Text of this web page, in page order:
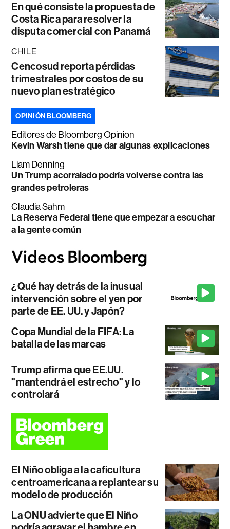
En qué consiste la propuesta de
Costa Rica para resolver la
disputa comercial con Panamá
CHILE
Cencosud reporta pérdidas
trimestrales por costos de su
nuevo plan estratégico
OPINIÓN BLOOMBERG
Editores de Bloomberg Opinion
Kevin Warsh tiene que dar algunas explicaciones
Liam Denning
Un Trump acorralado podría volverse contra las
grandes petroleras
Claudia Sahm
La Reserva Federal tiene que empezar a escuchar
a la gente común
¿Qué hay detrás de la inusual
intervención sobre el yen por
parte de EE. UU. y Japón?
Copa Mundial de la FIFA: La
batalla de las marcas
Trump afirma que EE.UU.
"mantendrá el estrecho" y lo
controlará
El Niño obliga a la caficultura
centroamericana a replantear su
modelo de producción
La ONU advierte que El Niño